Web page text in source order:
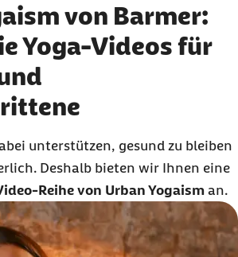
von Barmer:
Yoga-Videos für
unterstützen, gesund zu bleiben
Deshalb bieten wir Ihnen eine
Reihe von Urban Yogaism an.